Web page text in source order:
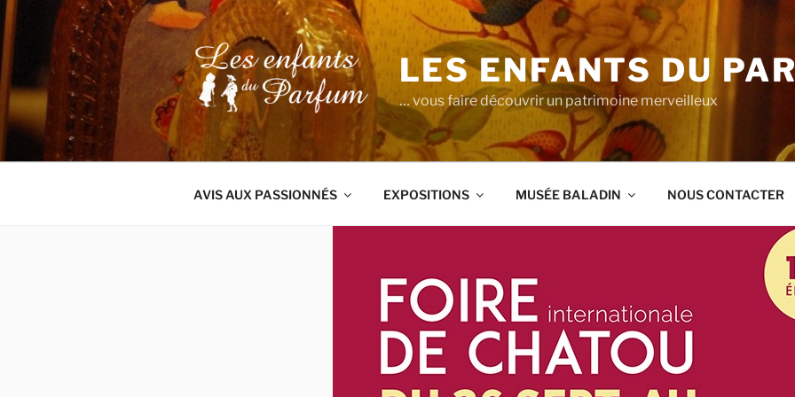
Aller
au
contenu
principal
LES ENFANTS DU
… vous faire découvrir un patrimoine merveilleux
AVIS AUX PASSIONNÉS EXPOSITIONS MUSÉE BALADIN NOUS CONTACTER